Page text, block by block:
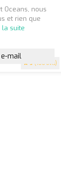
5 (106 avis)
Oceans, nous
et rien que
la suite
mail